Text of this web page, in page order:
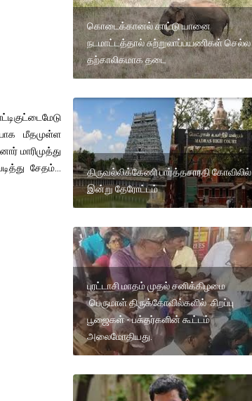
மீதமுள்ள
மாரிமுத்து
சேதம்...
கொடைக்கானல் காட்டு யானை
நடமாட்டத்தால் சுற்றுலாப்பயணிகள் செல்ல
தற்காலிகமாக தடை
திருவல்லிக்கேணி பார்த்தசாரதி கோவிலில்
இன்று தேரோட்டம்
புரட்டாசி மாதம் முதல் சனிக்கிழமை
பெருமாள் திருக்கோவில்களில் சிறப்பு
பூஜைகள் - பக்தர்களின் கூட்டம்
அலைமோதியது.